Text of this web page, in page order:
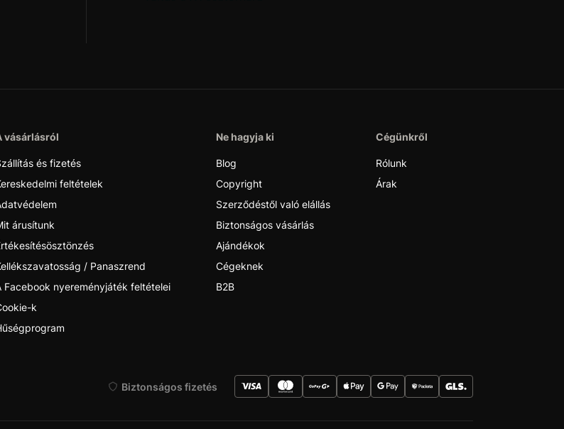
vásárlásról
és fizetés
feltételek
árusítunk
/ Panaszrend
Facebook nyereményjáték feltételei
k
Ne hagyja ki
Blog
Copyright
Szerződéstől való elállás
Biztonságos vásárlás
Ajándékok
Cégeknek
B2B
Cégünkről
Rólunk
Árak
Biztonságos fizetés